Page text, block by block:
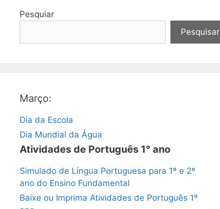
Pesquiar
Pesquisar
Março:
Dia da Escola
Dia Mundial da Água
Atividades de Português 1° ano
Simulado de Língua Portuguesa para 1º e 2º
ano do Ensino Fundamental
Baixe ou Imprima Atividades de Português 1º